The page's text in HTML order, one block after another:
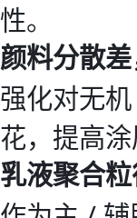
性。
颜料分散
强化对无
花，提高涂
乳液聚合